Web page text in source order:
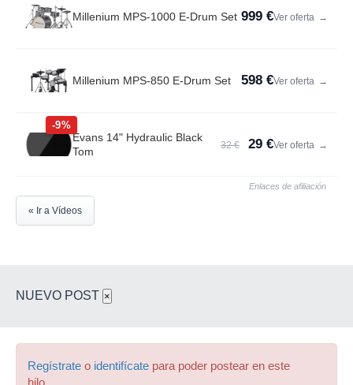
Millenium MPS-1000 E-Drum Set 999 €Ver oferta →
Millenium MPS-850 E-Drum Set 598 €Ver oferta →
-9%
Evans 14" Hydraulic Black
Tom
32 € 29 €Ver oferta →
Enlaces de afiliación
« Ir a Vídeos
NUEVO POST ×
Regístrate o identifícate para poder postear en este